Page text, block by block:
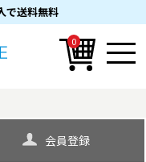
で送料無料
0
会員登録